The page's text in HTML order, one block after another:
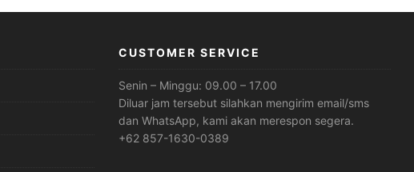
CUSTOMER SERVICE
Senin – Minggu: 09.00 – 17.00
Diluar jam tersebut silahkan mengirim email/sms
dan WhatsApp, kami akan merespon segera.
+62 857-1630-0389